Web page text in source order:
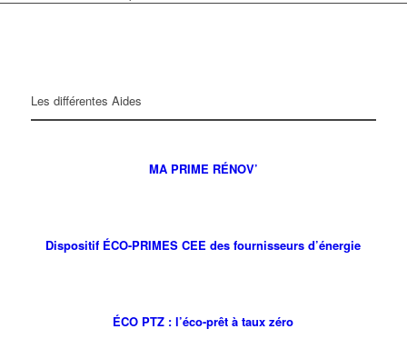
Les différentes Aides
MA PRIME RÉNOV’
Dispositif ÉCO-PRIMES CEE des fournisseurs d’énergie
ÉCO PTZ : l’éco-prêt à taux zéro